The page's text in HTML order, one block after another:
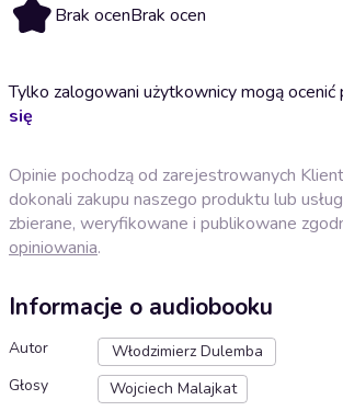
Brak ocenBrak ocen
Tylko zalogowani użytkownicy mogą ocenić
się
Opinie pochodzą od zarejestrowanych
dokonali zakupu naszego produktu lub
zbierane, weryfikowane i publikowane
opiniowania.
Informacje o audiobooku
Autor
Włodzimierz Dulemba
Głosy
Wojciech Malajkat